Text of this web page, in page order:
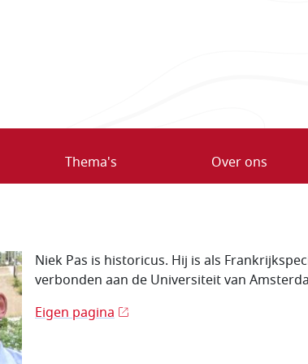
Thema's Over ons
Niek Pas is historicus. Hij is als
verbonden aan de Universiteit van
Eigen pagina